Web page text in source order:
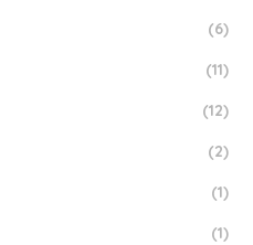
(6)
(11)
(12)
(2)
(1)
(1)